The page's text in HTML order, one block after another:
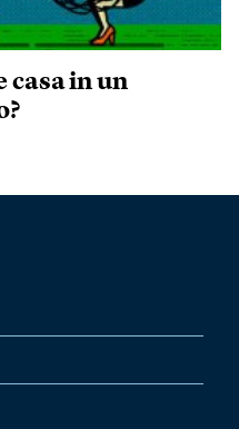
casa in un